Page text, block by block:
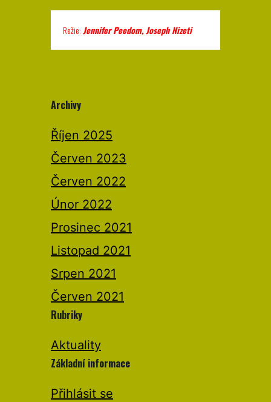
Režie:Jennifer Peedom, Joseph Nizeti
Archivy
Říjen 2025
Červen 2023
Červen 2022
Únor 2022
Prosinec 2021
Listopad 2021
Srpen 2021
Červen 2021
Rubriky
Aktuality
Základní informace
Přihlásit se